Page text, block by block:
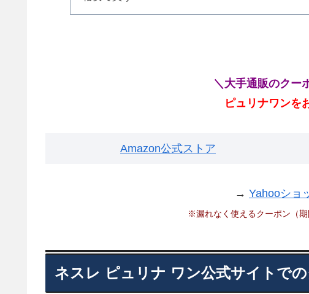
＼大手通販のクー
ピュリナワンを
Amazon公式ストア
→ Yahooショ
※漏れなく使えるクーポン（期
ネスレ ピュリナ ワン公式サイトで